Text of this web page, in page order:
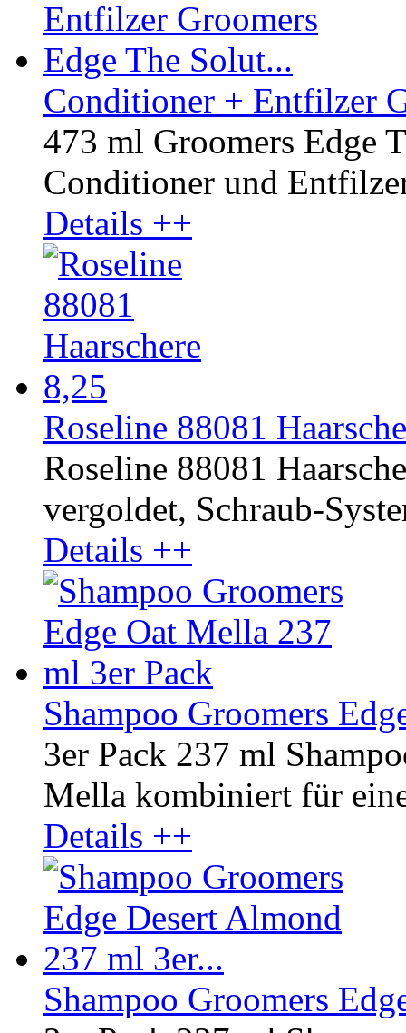
Conditioner + Entfilzer
473 ml Groomers Edge
Conditioner und
Details ++
Roseline 88081
Roseline 88081
vergoldet, Schraub-
Details ++
Shampoo Groomers
3er Pack 237 ml
Mella kombiniert für
Details ++
Shampoo Groomers